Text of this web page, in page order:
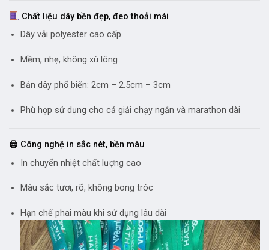
Chất liệu dây bền đẹp, đeo thoải mái
Dây vải polyester cao cấp
Mềm, nhẹ, không xù lông
Bản dây phổ biến: 2cm – 2.5cm – 3cm
Phù hợp sử dụng cho cả giải chạy ngắn và marathon dài
🖨 Công nghệ in sắc nét, bền màu
In chuyển nhiệt chất lượng cao
Màu sắc tươi, rõ, không bong tróc
Hạn chế phai màu khi sử dụng lâu dài